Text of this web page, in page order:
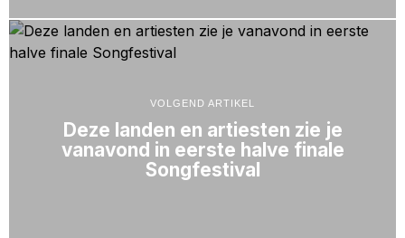
VOLGEND ARTIKEL
Deze landen en artiesten zie je
vanavond in eerste halve finale
Songfestival